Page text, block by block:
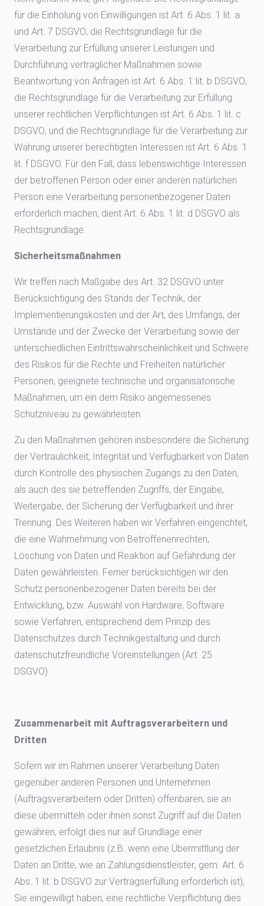
für die Einholung von Einwilligungen ist Art. 6 Abs. 1 lit. a
und Art. 7 DSGVO, die Rechtsgrundlage für die
Verarbeitung zur Erfüllung unserer Leistungen und
Durchführung vertraglicher Maßnahmen sowie
Beantwortung von Anfragen ist Art. 6 Abs. 1 lit. b DSGVO,
die Rechtsgrundlage für die Verarbeitung zur Erfüllung
unserer rechtlichen Verpflichtungen ist Art. 6 Abs. 1 lit. c
DSGVO, und die Rechtsgrundlage für die Verarbeitung zur
Wahrung unserer berechtigten Interessen ist Art. 6 Abs. 1
lit. f DSGVO. Für den Fall, dass lebenswichtige Interessen
der betroffenen Person oder einer anderen natürlichen
Person eine Verarbeitung personenbezogener Daten
erforderlich machen, dient Art. 6 Abs. 1 lit. d DSGVO als
Rechtsgrundlage.
Sicherheitsmaßnahmen
Wir treffen nach Maßgabe des Art. 32 DSGVO unter
Berücksichtigung des Stands der Technik, der
Implementierungskosten und der Art, des Umfangs, der
Umstände und der Zwecke der Verarbeitung sowie der
unterschiedlichen Eintrittswahrscheinlichkeit und Schwere
des Risikos für die Rechte und Freiheiten natürlicher
Personen, geeignete technische und organisatorische
Maßnahmen, um ein dem Risiko angemessenes
Schutzniveau zu gewährleisten.
Zu den Maßnahmen gehören insbesondere die Sicherung
der Vertraulichkeit, Integrität und Verfügbarkeit von Daten
durch Kontrolle des physischen Zugangs zu den Daten,
als auch des sie betreffenden Zugriffs, der Eingabe,
Weitergabe, der Sicherung der Verfügbarkeit und ihrer
Trennung. Des Weiteren haben wir Verfahren eingerichtet,
die eine Wahrnehmung von Betroffenenrechten,
Löschung von Daten und Reaktion auf Gefährdung der
Daten gewährleisten. Ferner berücksichtigen wir den
Schutz personenbezogener Daten bereits bei der
Entwicklung, bzw. Auswahl von Hardware, Software
sowie Verfahren, entsprechend dem Prinzip des
Datenschutzes durch Technikgestaltung und durch
datenschutzfreundliche Voreinstellungen (Art. 25
DSGVO).
Zusammenarbeit mit Auftragsverarbeitern und
Dritten
Sofern wir im Rahmen unserer Verarbeitung Daten
gegenüber anderen Personen und Unternehmen
(Auftragsverarbeitern oder Dritten) offenbaren, sie an
diese übermitteln oder ihnen sonst Zugriff auf die Daten
gewähren, erfolgt dies nur auf Grundlage einer
gesetzlichen Erlaubnis (z.B. wenn eine Übermittlung der
Daten an Dritte, wie an Zahlungsdienstleister, gem. Art. 6
Abs. 1 lit. b DSGVO zur Vertragserfüllung erforderlich ist),
Sie eingewilligt haben, eine rechtliche Verpflichtung dies